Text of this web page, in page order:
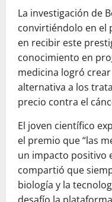
La investigación de
convirtiéndolo en el
en recibir este
conocimiento en
medicina logró
alternativa a los
precio contra el
El joven científico
el premio que “las
un impacto positivo
compartió que
biología y la